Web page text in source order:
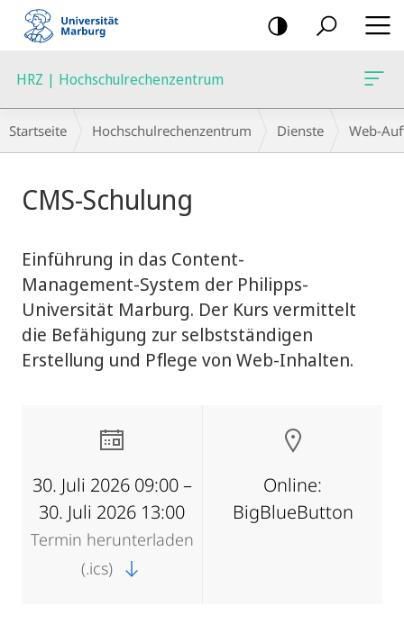
Mobile-
Navigation
HRZ | Hochschulrechenzentrum
Breadcrumb-
Navigation
Startseite Hochschulrechenzentrum Dienste Web-
CMS-Schulung
Einführung in das Content-
Management-System der Philipps-
Universität Marburg. Der Kurs vermittelt
die Befähigung zur selbstständigen
Erstellung und Pflege von Web-Inhalten.
30. Juli 2026 09:00 –
30. Juli 2026 13:00
Termin herunterladen
(.ics)
Online:
BigBlueButton